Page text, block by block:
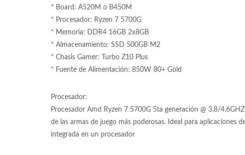
* Board: A520M o B450M
* Procesador: Ryzen 7 5700G
* Memoria: DDR4 16GB 2x8GB
* Almacenamiento: SSD 500GB M2
* Chasis Gamer: Turbo Z10 Plus
* Fuente de Alimentación: 850W 80+ Gold
Procesador:
Procesador Amd Ryzen 7 5700G 5ta generación @ 3.8/
de las armas de juego más poderosas. Ideal para
integrada en un procesador